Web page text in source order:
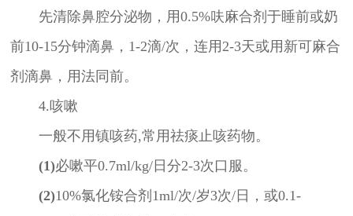
先清除鼻腔分泌物，用0.5%呋麻合剂于睡前或奶
前10-15分钟滴鼻，1-2滴/次，连用2-3天或用新可麻合
剂滴鼻，用法同前。
4.咳嗽
一般不用镇咳药,常用祛痰止咳药物。
(1)必嗽平0.7ml/kg/日分2-3次口服。
(2)10%氯化铵合剂1ml/次/岁3次/日，或0.1-